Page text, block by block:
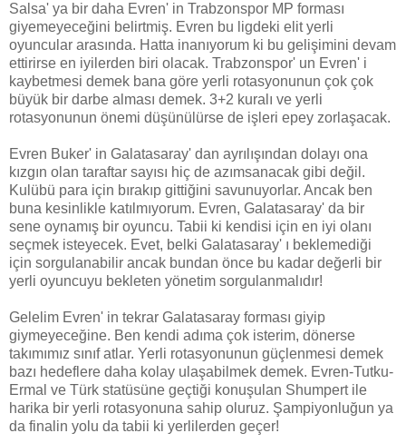
Salsa' ya bir daha Evren' in Trabzonspor MP forması
giyemeyeceğini belirtmiş. Evren bu ligdeki elit yerli
oyuncular arasında. Hatta inanıyorum ki bu gelişimini devam
ettirirse en iyilerden biri olacak. Trabzonspor' un Evren' i
kaybetmesi demek bana göre yerli rotasyonunun çok çok
büyük bir darbe alması demek. 3+2 kuralı ve yerli
rotasyonunun önemi düşünülürse de işleri epey zorlaşacak.
Evren Buker' in Galatasaray' dan ayrılışından dolayı ona
kızgın olan taraftar sayısı hiç de azımsanacak gibi değil.
Kulübü para için bırakıp gittiğini savunuyorlar. Ancak ben
buna kesinlikle katılmıyorum. Evren, Galatasaray' da bir
sene oynamış bir oyuncu. Tabii ki kendisi için en iyi olanı
seçmek isteyecek. Evet, belki Galatasaray' ı beklemediği
için sorgulanabilir ancak bundan önce bu kadar değerli bir
yerli oyuncuyu bekleten yönetim sorgulanmalıdır!
Gelelim Evren' in tekrar Galatasaray forması giyip
giymeyeceğine. Ben kendi adıma çok isterim, dönerse
takımımız sınıf atlar. Yerli rotasyonunun güçlenmesi demek
bazı hedeflere daha kolay ulaşabilmek demek. Evren-Tutku-
Ermal ve Türk statüsüne geçtiği konuşulan Shumpert ile
harika bir yerli rotasyonuna sahip oluruz. Şampiyonluğun ya
da finalin yolu da tabii ki yerlilerden geçer!